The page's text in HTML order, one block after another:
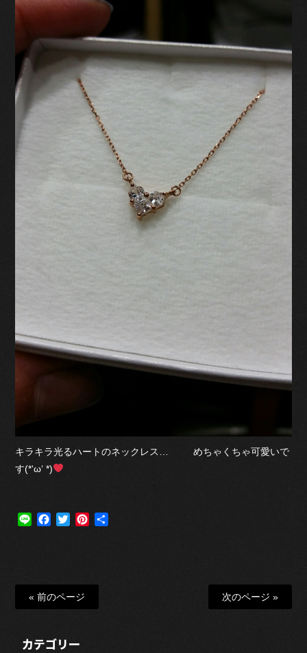
キラキラ光るハートのネックレス… めちゃくちゃ可愛いで
す(*‘ω‘ *)
Line Facebook
TwitterPinterest
« 前のページ 次のページ »
カテゴリー